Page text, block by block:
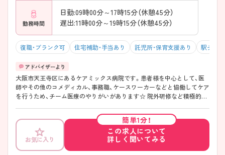
勤務時間
日勤:09時00分～17時15分（休憩45分）
遅出:11時00分～19時15分（休憩45分）
復職・ブランク可 住宅補助・手当あり 託児所・保育支援あり 駅チカ（
大阪市天王寺区にあるケアミックス病院です。患者様を中心として、医
師やその他のコメディカル、事務職、ケースワーカーなどと協働してケア
を行うため、チーム医療のやりがいがあります☆ 院外研修など積極的に
育所費用補助制度もあり、子育て中の方も活躍中です。 ご興味のある方
には、面接対策ポイントなど、さらに詳細をご案内しますのでお気軽にご
相談ください！
お気に入り
簡単1分！
この求人について
詳しく聞いてみる